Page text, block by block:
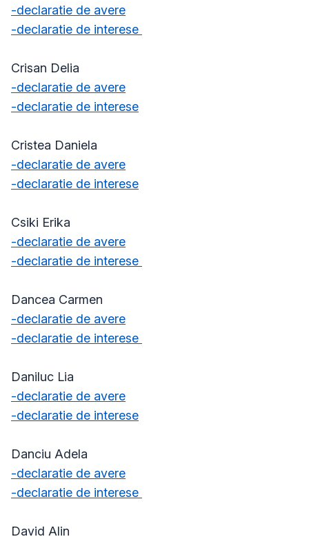
-declaratie de avere
-declaratie de interese
Crisan Delia
-declaratie de avere
-declaratie de interese
Cristea Daniela
-declaratie de avere
-declaratie de interese
Csiki Erika
-declaratie de avere
-declaratie de interese
Dancea Carmen
-declaratie de avere
-declaratie de interese
Daniluc Lia
-declaratie de avere
-declaratie de interese
Danciu Adela
-declaratie de avere
-declaratie de interese
David Alin